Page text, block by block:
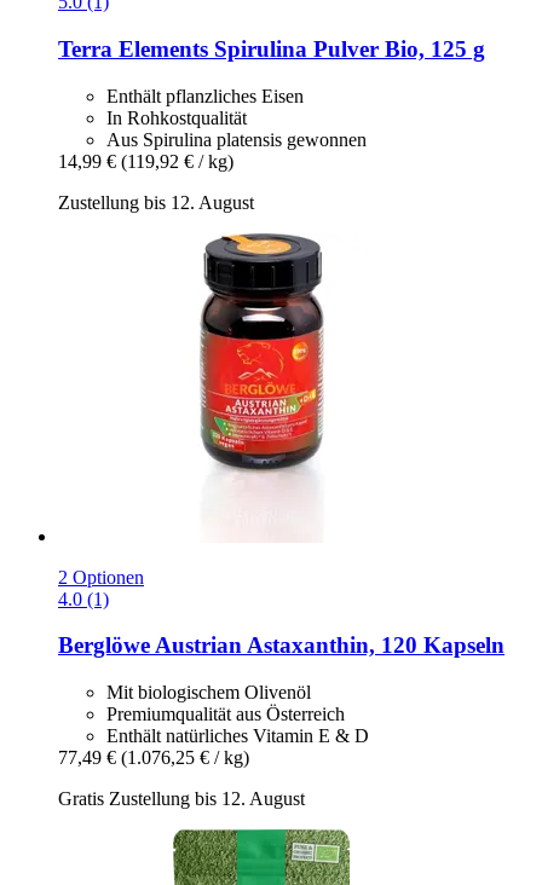
Terra Elements Spirulina Pulver Bio, 125 g
Enthält pflanzliches Eisen
In Rohkostqualität
Aus Spirulina platensis gewonnen
14,99 € (119,92 € / kg)
Zustellung bis 12. August
2 Optionen
4.0 (1)
BerglöweAustrian Astaxanthin, 120 Kapseln
Mit biologischem Olivenöl
Premiumqualität aus Österreich
Enthält natürliches Vitamin E & D
77,49 € (1.076,25 € / kg)
Gratis Zustellung bis 12. August